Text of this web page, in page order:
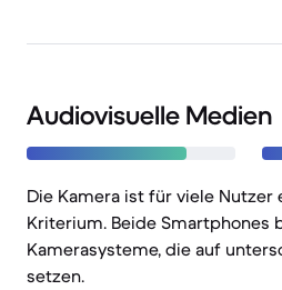
Audiovisuelle Medien
Die Kamera ist für viele Nutzer
Kriterium. Beide
Kamerasysteme, die auf
setzen.